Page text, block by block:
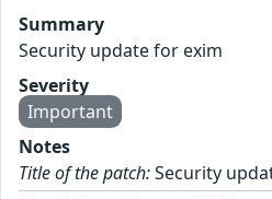
Summary
Security update for exim
Severity
Important
Notes
Title of the patch:Security